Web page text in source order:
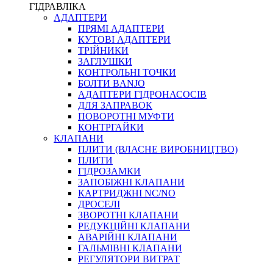
ФІТИНГИ ДІАГНОСТИЧНІ
АКСЕСУАРИ
ТРУБКИ ТА КОМПЛЕКТУЮЧІ
ФІТИНГИ ГІДРАВЛІЧНІ
ФІТИНГИ КОНДИЦІОНЕРНІ
ЗАХИСТ РУКАВІВ
ФІТИНГИ KARCHER
ФІТИНГИ НА ПІДЙОМ КАБІНИ
КОНЕКТОРИ
ХОМУТИ
ЧЕРВ`ЯЧНІ
ГІДРАВЛІКА
АДАПТЕРИ
ПРЯМІ АДАПТЕРИ
КУТОВІ АДАПТЕРИ
ТРІЙНИКИ
ЗАГЛУШКИ
КОНТРОЛЬНІ ТОЧКИ
БОЛТИ BANJO
АДАПТЕРИ ГІДРОНАСОСІВ
ДЛЯ ЗАПРАВОК
ПОВОРОТНІ МУФТИ
КОНТРГАЙКИ
КЛАПАНИ
ПЛИТИ (ВЛАСНЕ ВИРОБНИЦТВО)
ПЛИТИ
ГІДРОЗАМКИ
ЗАПОБІЖНІ КЛАПАНИ
КАРТРИДЖНІ NC/NO
ДРОСЕЛІ
ЗВОРОТНІ КЛАПАНИ
РЕДУКЦІЙНІ КЛАПАНИ
АВАРІЙНІ КЛАПАНИ
ГАЛЬМІВНІ КЛАПАНИ
РЕГУЛЯТОРИ ВИТРАТ